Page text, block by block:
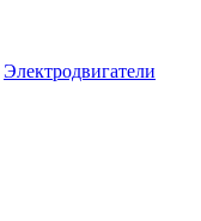
Электродвигатели